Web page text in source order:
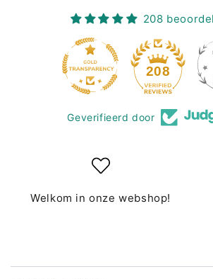
208
208
Geverifieerd door
Welkom in onze webshop!